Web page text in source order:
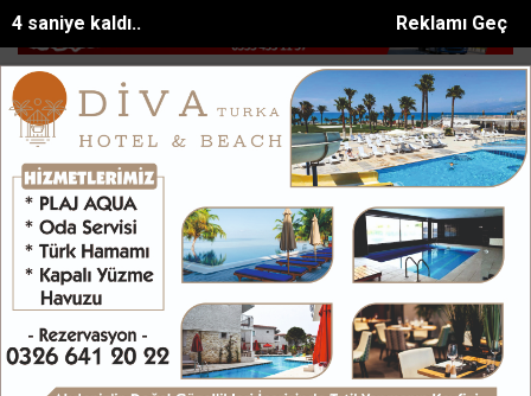
Reklamı Geç
4 saniye kaldı..
atık bilgil... ALKÜ Rektörü Türkdoğan: Önce kendinizi keşfed...
Ana Sayfa Yazarlar Süleyman GÖKSU
SÜLEYMAN GÖKSU
Mail:suleymangoksu@gmail.com